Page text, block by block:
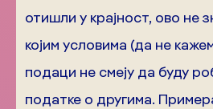
отишли у крајност, ово не
којим условима (да не
подаци не смеју да буду
податке о другима.